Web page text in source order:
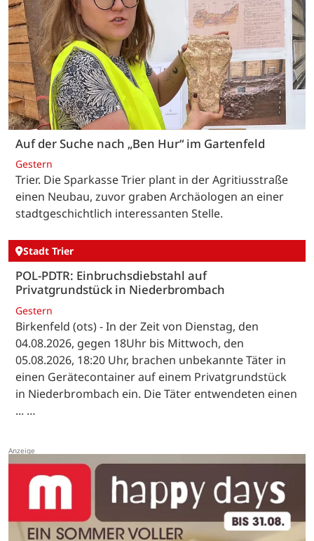
Auf der Suche nach „Ben Hur“ im Gartenfeld
Gestern
Trier. Die Sparkasse Trier plant in der Agritiusstraße
einen Neubau, zuvor graben Archäologen an einer
stadtgeschichtlich interessanten Stelle.
Stadt Trier
POL-PDTR: Einbruchsdiebstahl auf
Privatgrundstück in Niederbrombach
Gestern
Birkenfeld (ots) - In der Zeit von Dienstag, den
04.08.2026, gegen 18Uhr bis Mittwoch, den
05.08.2026, 18:20 Uhr, brachen unbekannte Täter in
einen Gerätecontainer auf einem Privatgrundstück
in Niederbrombach ein. Die Täter entwendeten einen
... …